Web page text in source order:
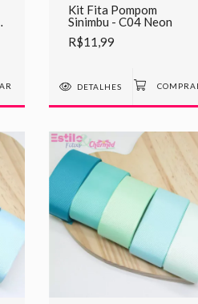
Kit Fita Pompom
Sinimbu - C04 Neon
R$11,99
DETALHES